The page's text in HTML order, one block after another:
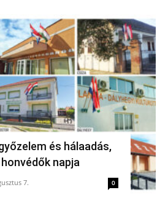
és hálaadás,
napja
7. 0